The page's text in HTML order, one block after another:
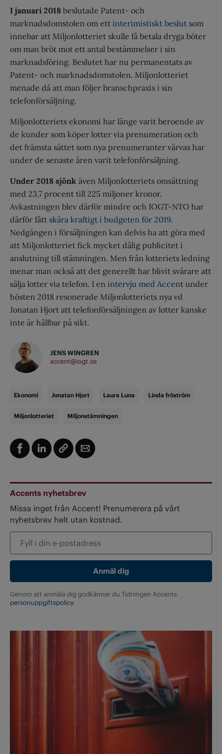
I januari 2018 beslutade Patent- och
marknadsdomstolen om ett interimistiskt beslut som
innebar att Miljonlotteriet skulle få betala dryga böter
om man bröt mot ett antal bestämmelser i sin
marknadsföring. Beslutet har nu permanentats av
Patent- och marknadsdomstolen. Miljonlotteriet
menade då att man följer branschpraxis i sin
telefonförsäljning.
Miljonlotteriets ekonomi har länge varit beroende av
de kunder som köper lotter via prenumeration och
det främsta sättet som nya prenumeranter värvas har
under de senaste åren varit telefonförsäljning.
Under 2018 sjönk även Miljonlotteriets omsättning
med 23,7 procent till 225 miljoner kronor.
Avkastningen blev därför mindre och IOGT-NTO har
därför fått skära kraftigt i budgeten för 2019.
Nedgången i försäljningen kan delvis ha att göra med
att Miljonlotteriet fick mycket dålig publicitet i
anslutning till stämningen. Men från lotteriets ledning
menar man också att det generellt har blivit svårare att
sälja lotter via telefon. I en intervju med Accent under
hösten 2018 resonerade Miljonlotteriets nya vd
Jonatan Hjort att telefonförsäljningen av lotter kanske
inte är hållbar på sikt.
JENS WINGREN
accent@iogt.se
Ekonomi Jonatan Hjort Laura Luna Linda fröström
Miljonlotteriet Miljonstämningen
Accents nyhetsbrev
Missa inget från Accent! Prenumerera på vårt
nyhetsbrev helt utan kostnad.
Genom att anmäla dig godkänner du Tidningen Accents
personuppgiftspolicy.